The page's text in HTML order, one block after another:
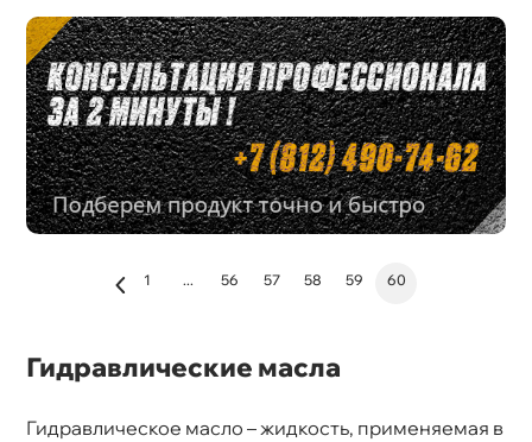
1 ... 56 57 58 59 60
Гидравлические масла
Гидравлическое масло – жидкость, применяемая